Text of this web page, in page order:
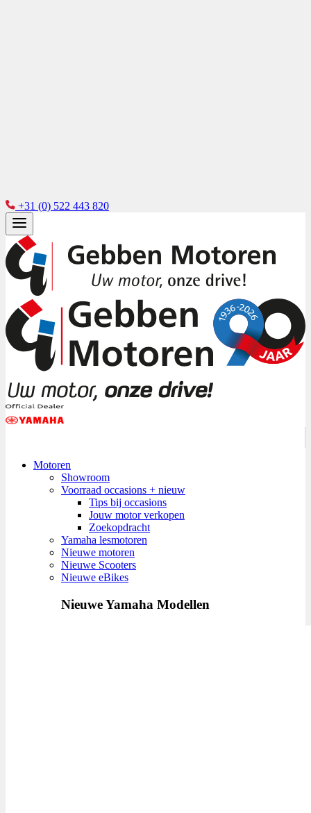
+31 (0) 522 443 820
Motoren
Showroom
Voorraad occasions + nieuw
Tips bij occasions
Jouw motor verkopen
Zoekopdracht
Yamaha lesmotoren
Nieuwe motoren
Nieuwe Scooters
Nieuwe eBikes
Nieuwe Yamaha Modellen